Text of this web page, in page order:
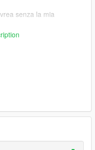
senza la mia
canale Instagram e